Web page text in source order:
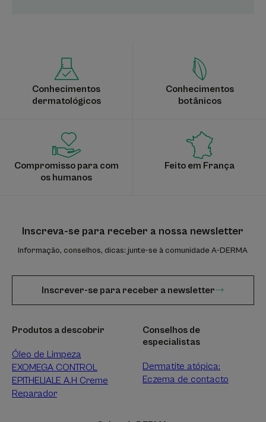
Conhecimentos
dermatológicos
Conhecimentos
botânicos
Compromisso para com
os humanos
Feito em França
Inscreva-se para receber a nossa newsletter
Informação, conselhos, dicas: junte-se à comunidade A-DERMA
Inscrever-se para receber a newsletter
Produtos a descobrir
Óleo de Limpeza
EXOMEGA CONTROL
EPITHELIALE A.H Creme
Reparador
Conselhos de
especialistas
Dermatite atópica:
Eczema de contacto